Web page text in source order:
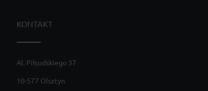
KONTAKT
Al. Piłsudskiego 37
10-577 Olsztyn